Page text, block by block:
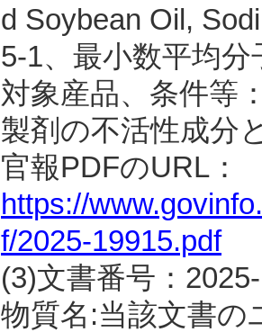
d Soybean Oil,
5-1、最小数平均
対象産品、条件等
製剤の不活性成分
官報PDFのURL：
https://
f/2025-19915.pdf
(3)文書番号：
物質名:当該文書